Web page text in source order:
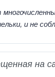
и не
на